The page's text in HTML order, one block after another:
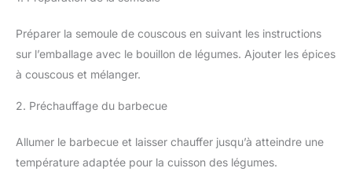
Préparer la semoule de couscous en suivant les instructions
sur l’emballage avec le bouillon de légumes. Ajouter les épices
à couscous et mélanger.
2. Préchauffage du barbecue
Allumer le barbecue et laisser chauffer jusqu’à atteindre une
température adaptée pour la cuisson des légumes.